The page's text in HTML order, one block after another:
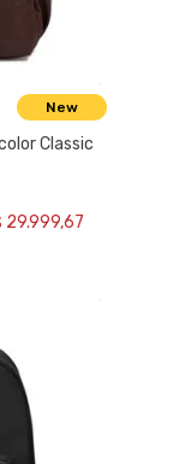
New
Classic
29.999,67